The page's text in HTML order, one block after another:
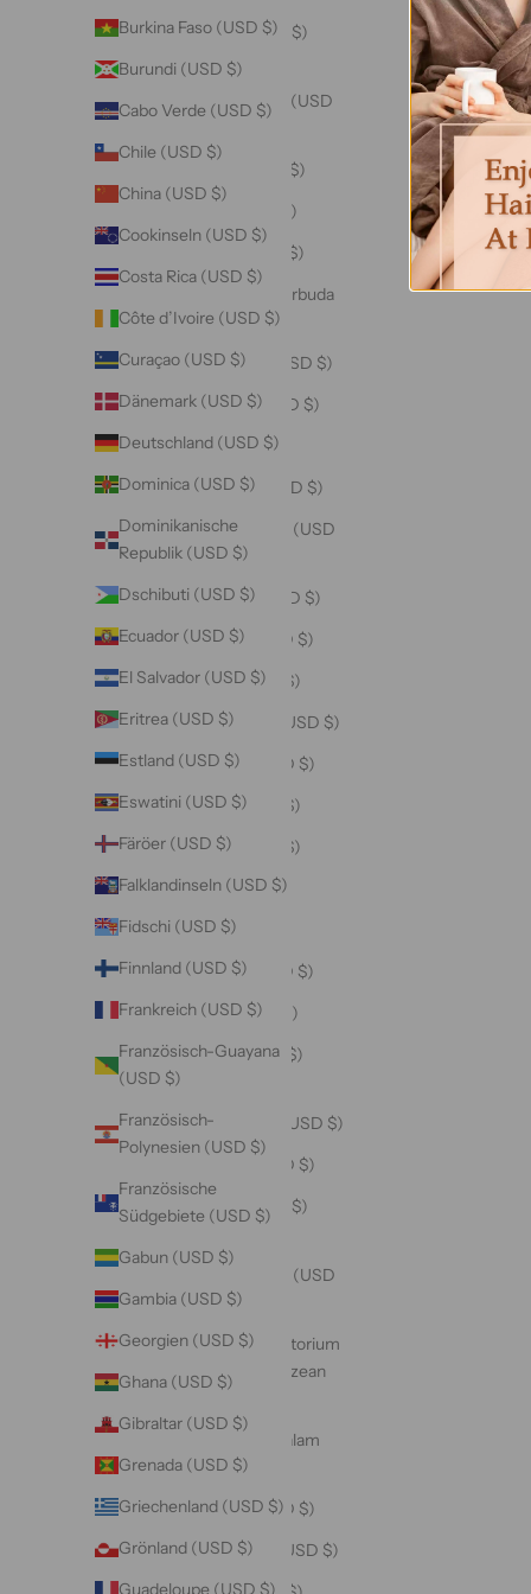
Burkina Faso (USD $)
Burundi (USD $)
Cabo Verde (USD $)
Chile (USD $)
China (USD $)
Cookinseln (USD $)
Costa Rica (USD $)
Côte d’Ivoire (USD $)
Curaçao (USD $)
Dänemark (USD $)
Deutschland (USD $)
Dominica (USD $)
Dominikanische
Republik (USD $)
Dschibuti (USD $)
Ecuador (USD $)
El Salvador (USD $)
Eritrea (USD $)
Estland (USD $)
Eswatini (USD $)
Färöer (USD $)
Falklandinseln (USD $)
Fidschi (USD $)
Finnland (USD $)
Frankreich (USD $)
Französisch-Guayana
(USD $)
Französisch-
Polynesien (USD $)
Französische
Südgebiete (USD $)
Gabun (USD $)
Gambia (USD $)
Georgien (USD $)
Ghana (USD $)
Gibraltar (USD $)
Grenada (USD $)
Griechenland (USD $)
Grönland (USD $)
Guadeloupe (USD $)
Algerien (USD $)
Amerikanische
Überseeinseln (USD
Andorra (USD $)
Angola (USD $)
Anguilla (USD $)
Antigua und Barbuda
(USD $)
Argentinien (USD $)
Armenien (USD $)
Aruba (USD $)
Ascension (USD $)
Aserbaidschan (USD
$)
Australien (USD $)
Bahamas (USD $)
Bahrain (USD $)
Bangladesch (USD $)
Barbados (USD $)
Belarus (USD $)
Belgien (USD $)
Belize (USD $)
Benin (USD $)
Bermuda (USD $)
Bhutan (USD $)
Bolivien (USD $)
Herzegowina (USD $)
Botsuana (USD $)
Brasilien (USD $)
Britische
Jungferninseln (USD
$)
Britisches Territorium
im Indischen Ozean
Brunei Darussalam
(USD $)
Bulgarien (USD $)
Burkina Faso (USD $)